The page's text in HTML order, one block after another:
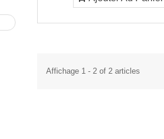
Affichage 1 - 2 of 2 articles